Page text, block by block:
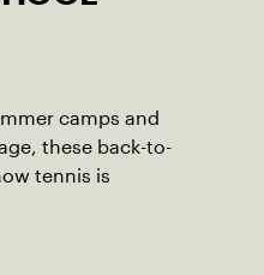
camps and
these back-to-
tennis is